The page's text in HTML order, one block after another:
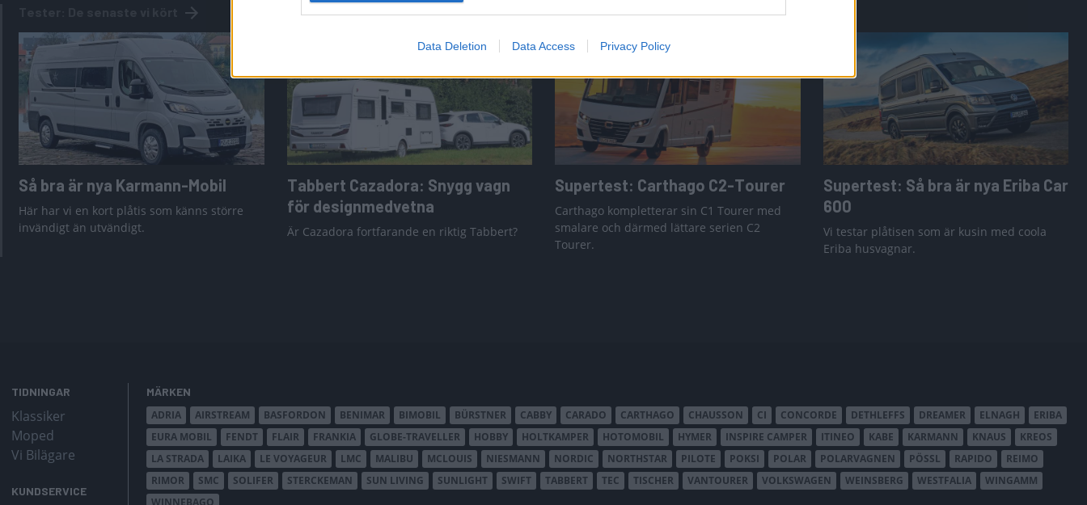
Data Deletion Data Access Privacy Policy
Så bra är nya Karmann-Mobil
Här har vi en kort plåtis som känns större
invändigt än utvändigt.
Tabbert Cazadora: Snygg vagn
för designmedvetna
Är Cazadora fortfarande en riktig Tabbert?
Supertest: Carthago C2-Tourer
Carthago kompletterar sin C1 Tourer med
smalare och därmed lättare serien C2
Tourer.
Supertest: Så bra är nya Eriba Car
600
Vi testar plåtisen som är kusin med coola
Eriba husvagnar.
TIDNINGAR
Klassiker
Moped
Vi Bilägare
KUNDSERVICE
MÄRKEN
ADRIA
AIRSTREAM BASFORDON BENIMAR BIMOBIL BÜRSTNER CABBY CARADO CARTHAGO CHAUSSON CI CONCORDE DETHLEFFS DREAMER ELNAGH
ERIBA
EURA MOBIL
FENDT FLAIR FRANKIA GLOBE-TRAVELLER HOBBY HOLTKAMPER HOTOMOBIL HYMER INSPIRE CAMPER ITINEO KABE KARMANN KNAUS
KREOS
LA STRADA
LAIKA LE VOYAGEUR LMC MALIBU MCLOUIS NIESMANN NORDIC NORTHSTAR PILOTE POKSI POLAR POLARVAGNEN PÖSSL RAPIDO
REIMO
RIMOR
SMC SOLIFER STERCKEMAN SUN LIVING SUNLIGHT SWIFT TABBERT TEC TISCHER VANTOURER VOLKSWAGEN WEINSBERG WESTFALIA
WINGAMM
WINNEBAGO